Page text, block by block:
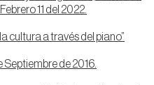
11 del 2022.
cultura a través del piano”
Septiembre de 2016.